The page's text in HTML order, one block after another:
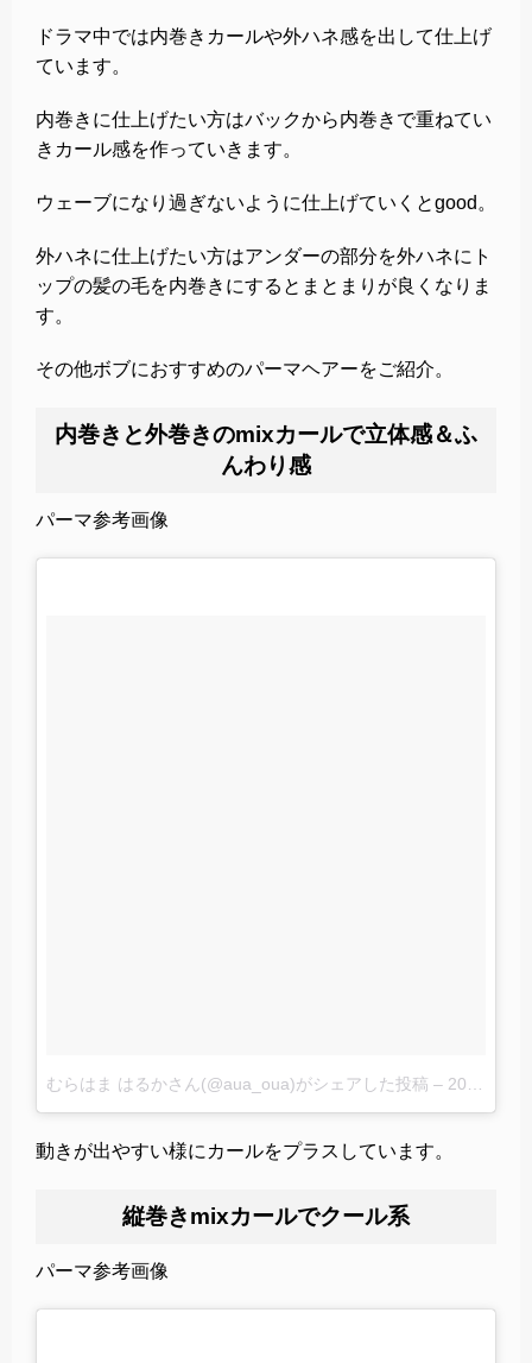
ドラマ中では内巻きカールや外ハネ感を出して仕上げ
ています。
内巻きに仕上げたい方はバックから内巻きで重ねてい
きカール感を作っていきます。
ウェーブになり過ぎないように仕上げていくとgood。
外ハネに仕上げたい方はアンダーの部分を外ハネにト
ップの髪の毛を内巻きにするとまとまりが良くなりま
す。
その他ボブにおすすめのパーマヘアーをご紹介。
内巻きと外巻きのmixカールで立体感＆ふ
んわり感
パーマ参考画像
むらはま はるかさん(@aua_oua)がシェアした投稿 – 2017 10月 30 3:34午前 PDT
動きが出やすい様にカールをプラスしています。
縦巻きmixカールでクール系
パーマ参考画像